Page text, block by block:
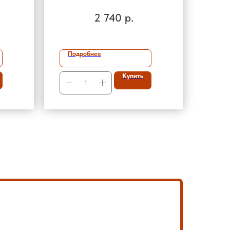
2 740 р.
Подробнее
Купить